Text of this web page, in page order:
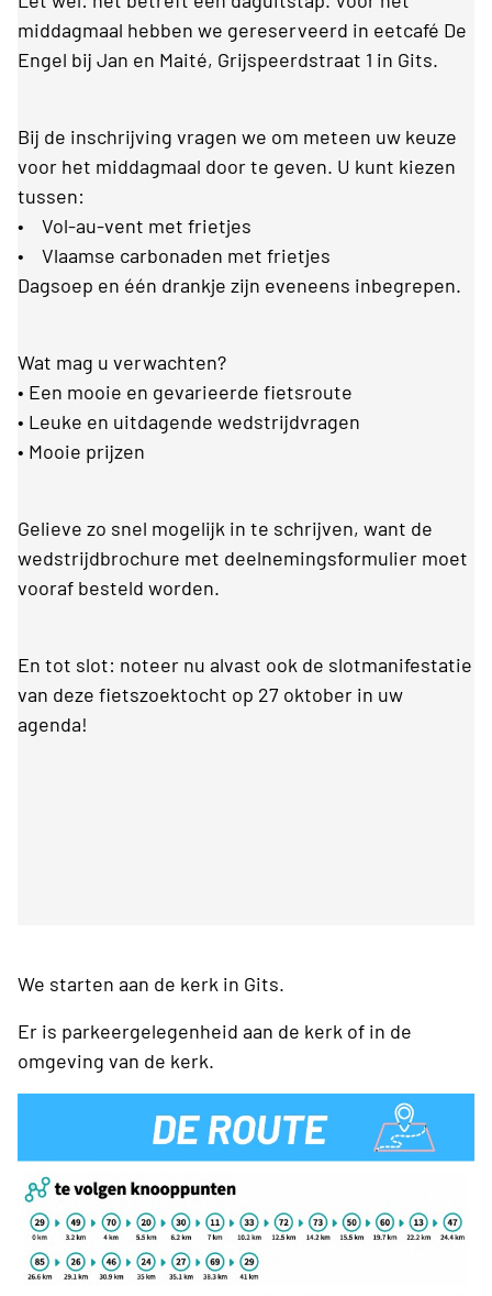
middagmaal hebben we gereserveerd in eetcafé De
Engel bij Jan en Maité, Grijspeerdstraat 1 in Gits.
Bij de inschrijving vragen we om meteen uw keuze
voor het middagmaal door te geven. U kunt kiezen
tussen:
• Vol-au-vent met frietjes
• Vlaamse carbonaden met frietjes
Dagsoep en één drankje zijn eveneens inbegrepen.
Wat mag u verwachten?
• Een mooie en gevarieerde fietsroute
• Leuke en uitdagende wedstrijdvragen
• Mooie prijzen
Gelieve zo snel mogelijk in te schrijven, want de
wedstrijdbrochure met deelnemingsformulier moet
vooraf besteld worden.
En tot slot: noteer nu alvast ook de slotmanifestatie
van deze fietszoektocht op 27 oktober in uw
agenda!
We starten aan de kerk in Gits.
Er is parkeergelegenheid aan de kerk of in de
omgeving van de kerk.